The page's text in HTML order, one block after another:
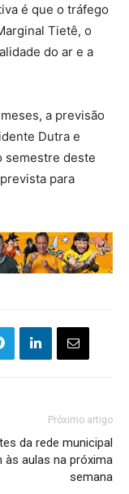
é que o tráfego
Tietê, o
do ar e a
a previsão
Dutra e
semestre deste
para
Próximo artigo
da rede municipal
às aulas na próxima
semana